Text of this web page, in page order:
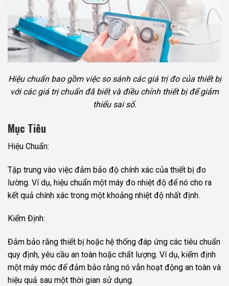
Hiệu chuẩn bao gồm việc so sánh các giá trị đo của thiết bị
với các giá trị chuẩn đã biết và điều chỉnh thiết bị để giảm
thiểu sai số.
Mục Tiêu
Hiệu Chuẩn:
Tập trung vào việc đảm bảo độ chính xác của thiết bị đo
lường. Ví dụ, hiệu chuẩn một máy đo nhiệt độ để nó cho ra
kết quả chính xác trong một khoảng nhiệt độ nhất định.
Kiểm Định:
Đảm bảo rằng thiết bị hoặc hệ thống đáp ứng các tiêu chuẩn
quy định, yêu cầu an toàn hoặc chất lượng. Ví dụ, kiểm định
một máy móc để đảm bảo rằng nó vẫn hoạt động an toàn và
hiệu quả sau một thời gian sử dụng.